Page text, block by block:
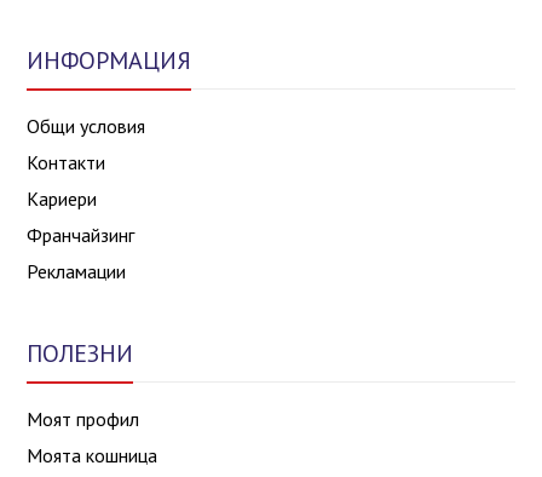
ИНФОРМАЦИЯ
Общи условия
Контакти
Кариери
Франчайзинг
Рекламации
ПОЛЕЗНИ
Моят профил
Моята кошница